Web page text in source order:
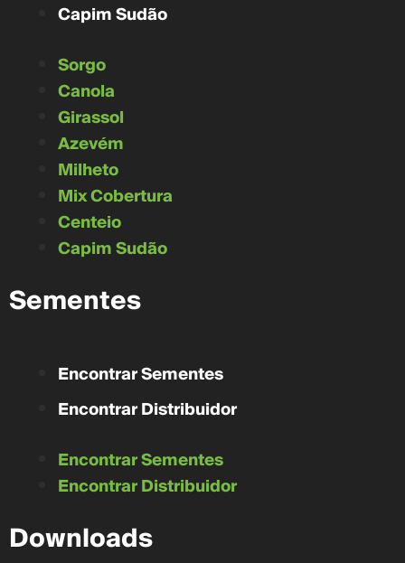
Capim Sudão
Sorgo
Canola
Girassol
Azevém
Milheto
Mix Cobertura
Centeio
Capim Sudão
Sementes
Encontrar Sementes
Encontrar Distribuidor
Encontrar Sementes
Encontrar Distribuidor
Downloads